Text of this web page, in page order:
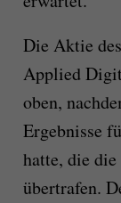
Die Aktie
Applied
oben,
Ergebnisse
hatte, die
übertrafen.